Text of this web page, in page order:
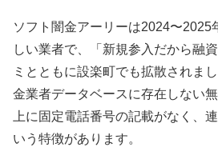
ソフト闇金アーリーは2024〜2025
しい業者で、「新規参入だから融
ミとともに設楽町でも拡散されま
金業者データベースに存在しない
上に固定電話番号の記載がなく、
いう特徴があります。